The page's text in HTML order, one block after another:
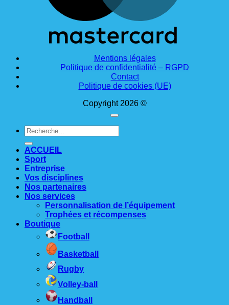
Mentions légales
Politique de confidentialité – RGPD
Contact
Politique de cookies (UE)
Copyright 2026 ©
Recherche
pour :
ACCUEIL
Sport
Entreprise
Vos disciplines
Nos partenaires
Nos services
Personnalisation de l’équipement
Trophées et récompenses
Boutique
Football
Basketball
Rugby
Volley-ball
Handball